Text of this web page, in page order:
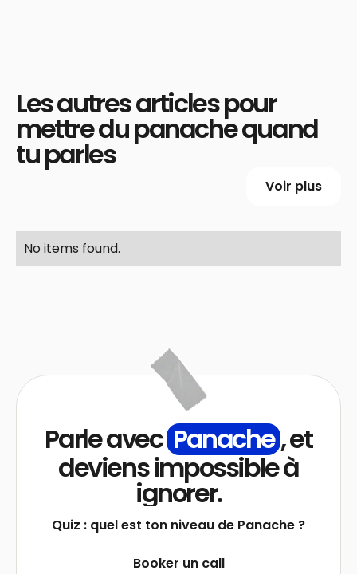
Les autres articles pour
mettre du panache quand
tu parles
Voir plus
No items found.
Parle avec Panache, et
deviens impossible à
ignorer.
Quiz : quel est ton niveau de Panache ?
Booker un call